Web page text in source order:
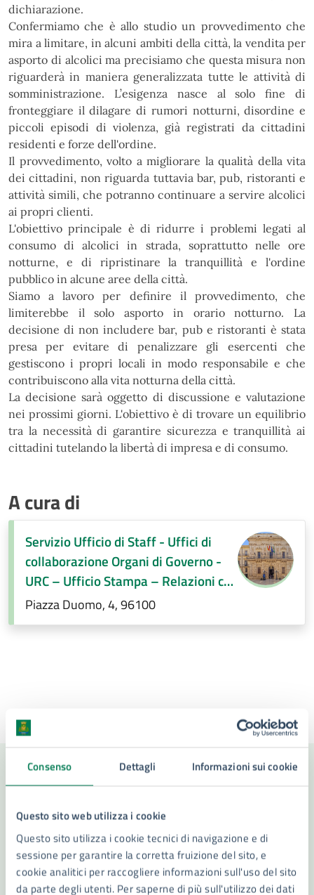
Consenso Dettagli Informazioni sui cookie
Questo sito web utilizza i cookie
Questo sito utilizza i cookie tecnici di navigazione e di
sessione per garantire la corretta fruizione del sito, e
cookie analitici per raccogliere informazioni sull'uso del sito
da parte degli utenti. Per saperne di più sull'utilizzo dei dati
dichiarazione.
Confermiamo che è allo studio un provvedimento che
mira a limitare, in alcuni ambiti della città, la vendita per
asporto di alcolici ma precisiamo che questa misura non
riguarderà in maniera generalizzata tutte le attività di
somministrazione. L’esigenza nasce al solo fine di
fronteggiare il dilagare di rumori notturni,disordine e
piccoli episodi di violenza, già registrati da cittadini
residenti e forze dell'ordine.
Il provvedimento, volto a migliorare la qualità della vita
dei cittadini, non riguarda tuttavia bar, pub, ristoranti e
attività simili, che potranno continuare a servire alcolici
ai propri clienti.
L'obiettivo principale è di ridurre i problemi legati al
consumo di alcolici in strada, soprattutto nelle ore
notturne, e di ripristinare la tranquillità e l'ordine
pubblico in alcune aree della città.
Siamo a lavoro per definire il provvedimento, che
limiterebbe il solo asporto in orario notturno. La
decisione di non includere bar, pub e ristoranti è stata
presa per evitare di penalizzare gli esercenti che
gestiscono i propri locali in modo responsabile e che
contribuiscono alla vita notturna della città.
La decisione sarà oggetto di discussione e valutazione
nei prossimi giorni. L'obiettivo è di trovare un equilibrio
tra la necessità di garantire sicurezza e tranquillità ai
cittadini tutelando la libertà di impresa e di consumo.
A cura di
Servizio Ufficio di Staff - Uffici di
collaborazione Organi di Governo -
URC – Ufficio Stampa – Relazioni con
la città
Piazza Duomo, 4, 96100
Ultimo aggiornamento:
Contenuti correlati
Notizie